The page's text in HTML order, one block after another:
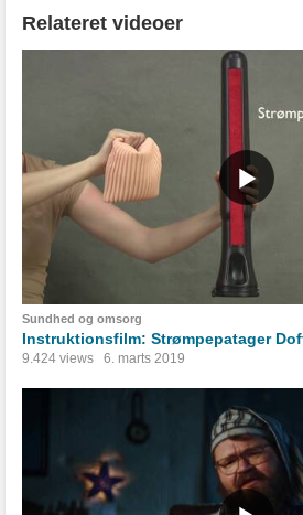
Relateret videoer
Sundhed og omsorg
Instruktionsfilm: Strømpepatager
9.424 views 6. marts 2019